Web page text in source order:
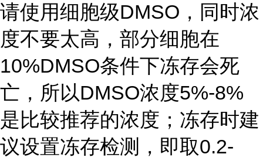
请使用细胞级DMSO，同时浓
度不要太高，部分细胞在
10%DMSO条件下冻存会死
亡，所以DMSO浓度5%-8%
是比较推荐的浓度；冻存时建
议设置冻存检测，即取0.2-